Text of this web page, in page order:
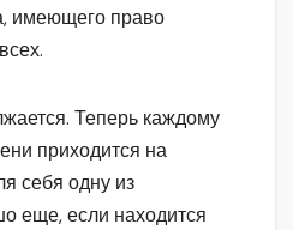
имеющего право
Теперь каждому
приходится на
себя одну из
еще, если находится